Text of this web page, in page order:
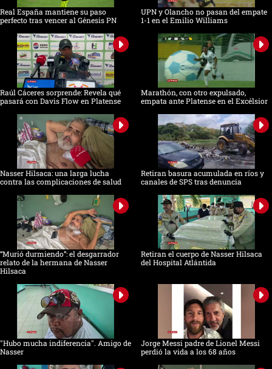
Real España mantiene su paso
perfecto tras vencer al Génesis PN
UPN y Olancho no pasan del empate
1-1 en el Emilio Williams
Raúl Cáceres sorprende: Revela qué
pasará con Davis Flow en Platense
Marathón, con otro expulsado,
empata ante Platense en el Excélsior
Nasser Hilsaca: una larga lucha
contra las complicaciones de salud
Retiran basura acumulada en ríos y
canales de SPS tras denuncia
“Murió durmiendo”: el desgarrador
relato de la hermana de Nasser
Hilsaca
Retiran el cuerpo de Nasser Hilsaca
del Hospital Atlántida
"Hubo mucha indiferencia". Amigo de
Nasser
Jorge Messi padre de Lionel Messi
perdió la vida a los 68 años